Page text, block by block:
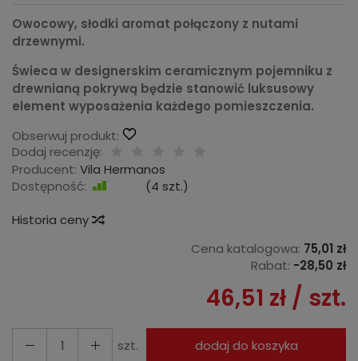
Owocowy, słodki aromat połączony z nutami
drzewnymi.
Świeca w designerskim ceramicznym pojemniku z
drewnianą pokrywą będzie stanowić luksusowy
element wyposażenia każdego pomieszczenia.
Obserwuj produkt:
Dodaj recenzję:
Producent: Vila Hermanos
Dostępność:
(4 szt.)
Historia ceny
Cena katalogowa: 75,01 zł
Rabat: -28,50 zł
46,51 zł / szt.
szt.
dodaj do koszyka